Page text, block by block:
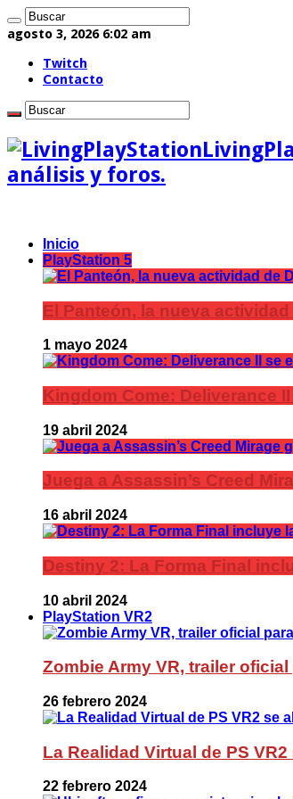
agosto 3, 2026 6:02 am
Twitch
Contacto
análisis y foros.
Inicio
PlayStation 5
El Panteón, la nueva
1 mayo 2024
Kingdom Come: Deliverance
19 abril 2024
Juega a Assassin’s Creed
16 abril 2024
Destiny 2: La Forma Final
10 abril 2024
PlayStation VR2
Zombie Army VR, trailer oficial
26 febrero 2024
La Realidad Virtual de PS
22 febrero 2024